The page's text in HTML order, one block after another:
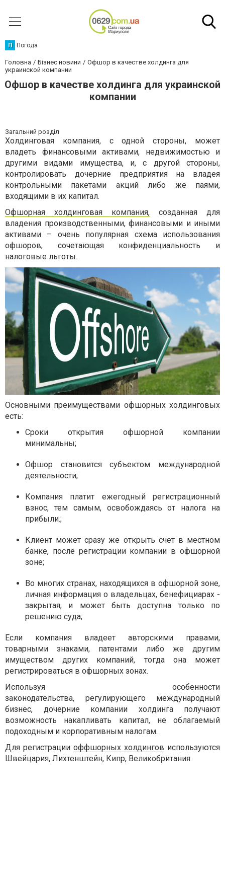
П Погода
Головна Бізнес новини
Офшор в качестве холдинга для
украинской компании
Офшор в качестве холдинга для украинской
компании
Загальний розділ
Холдинговая компания, с одной стороны, может
владеть финансовыми активами, недвижимостью и
другими видами имущества, и, с другой стороны,
контролировать дочерние предприятия на владея
контрольными пакетами акций либо же паями,
входящими в их капитал.
Офшорная холдинговая компания, созданная для
владения производственными, финансовыми и иными
активами – очень популярная схема использования
офшоров, сочетающая конфиденциальность и
налоговые льготы.
Основными преимуществами офшорных холдинговых
есть:
Сроки открытия офшорной компании
минимальны;
Офшор становится субъектом международной
деятельности;
Компания платит ежегодный регистрационный
взнос, тем самым, освобождаясь от налога на
прибыли.;
Клиент может сразу же открыть счет в местном
банке, после регистрации компании в офшорной
зоне;
Во многих странах, находящихся в офшорной зоне,
личная информация о владельцах, бенефициарах -
закрытая, и может быть доступна только по
решению суда;
Если компания владеет авторскими правами,
товарными знаками, патентами либо же другим
имуществом других компаний, тогда она может
регистрироваться в офшорных зонах.
Используя особенности
законодательства, регулирующего международный
бизнес, дочерние компании холдинга получают
возможность накапливать капитал, не облагаемый
подоходным и корпоративным налогам.
Для регистрации оффшорных холдингов используются
Швейцария, Лихтенштейн, Кипр, Великобритания.